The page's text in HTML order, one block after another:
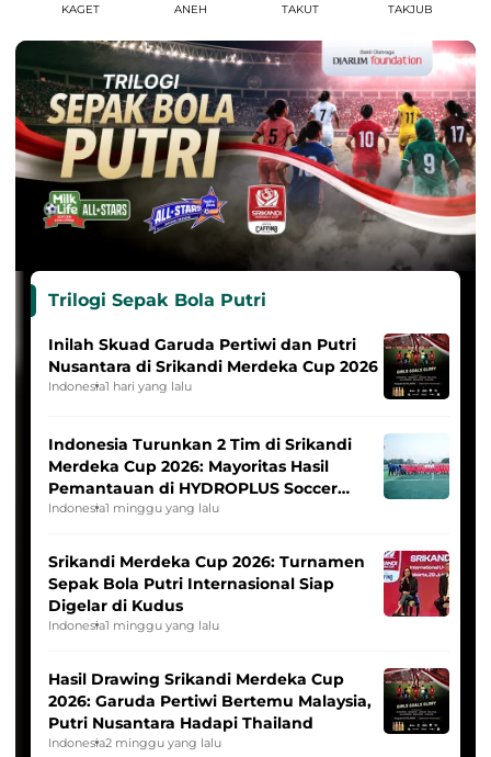
KAGET ANEH TAKUT TAKJUB
Trilogi Sepak Bola Putri
Inilah Skuad Garuda Pertiwi dan Putri
Nusantara di Srikandi Merdeka Cup 2026
Indonesia1 hari yang lalu
Indonesia Turunkan 2 Tim di Srikandi
Merdeka Cup 2026: Mayoritas Hasil
Pemantauan di HYDROPLUS Soccer
League
Indonesia1 minggu yang lalu
Srikandi Merdeka Cup 2026: Turnamen
Sepak Bola Putri Internasional Siap
Digelar di Kudus
Indonesia1 minggu yang lalu
Hasil Drawing Srikandi Merdeka Cup
2026: Garuda Pertiwi Bertemu Malaysia,
Putri Nusantara Hadapi Thailand
Indonesia2 minggu yang lalu